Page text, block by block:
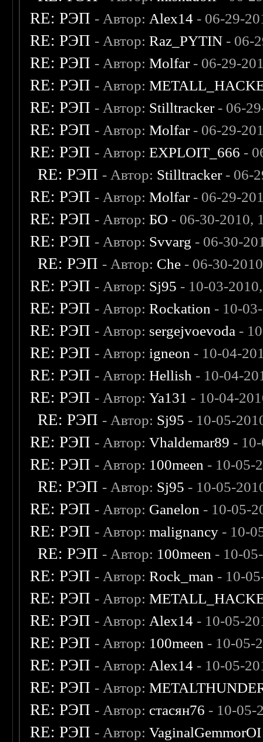
RE: РЭП - Автор: Alex14 - 06-29-
RE: РЭП - Автор:Raz_PYTIN - 06-
RE: РЭП - Автор:Molfar- 06-29-
RE: РЭП - Автор:
RE: РЭП - Автор: Stilltracker- 06-
RE: РЭП - Автор:Molfar- 06-29-
RE: РЭП - Автор:EXPLOIT_666 -
RE: РЭП - Автор: Stilltracker- 06-
RE: РЭП - Автор:Molfar- 06-29-
RE: РЭП - Автор: БО - 06-30-2010,
RE: РЭП - Автор: Svvarg - 06-30-
RE: РЭП - Автор: Che - 06-30-
RE: РЭП - Автор: Sj95 - 10-03-
RE: РЭП - Автор:Rockation - 10-
RE: РЭП - Автор: sergejvoevoda -
RE: РЭП - Автор: igneon - 10-04-
RE: РЭП - Автор:Hellish - 10-04-
RE: РЭП - Автор:Ya131 - 10-04-
RE: РЭП - Автор: Sj95 - 10-05-
RE: РЭП - Автор:Vhaldemar89 -
RE: РЭП - Автор: 100meen - 10-05-
RE: РЭП - Автор: Sj95 - 10-05-
RE: РЭП - Автор: Ganelon - 10-05-
RE: РЭП - Автор:malignancy - 10-
RE: РЭП - Автор: 100meen - 10-
RE: РЭП - Автор:Rock_man - 10-
RE: РЭП - Автор:
RE: РЭП - Автор: Alex14 - 10-05-
RE: РЭП - Автор: 100meen - 10-05-
RE: РЭП - Автор: Alex14 - 10-05-
RE: РЭП - Автор:
RE: РЭП - Автор: стасян76 - 10-05-
RE: РЭП - Автор:VaginalGemmorOI